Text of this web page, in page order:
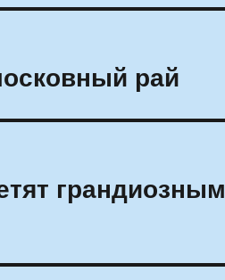
рай
грандиозным